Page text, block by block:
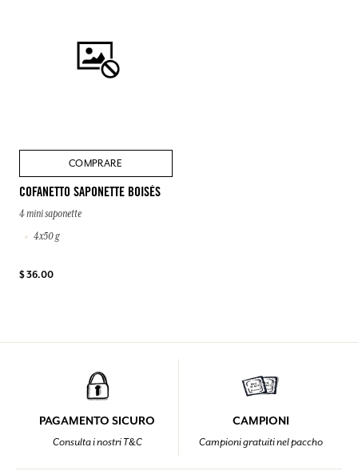
COMPRARE
COFANETTO SAPONETTE BOISÉS
4 mini saponette
4x50 g
$ 36.00
PAGAMENTO SICURO
Consulta i nostri T&C
CAMPIONI
Campioni gratuiti nel paccho